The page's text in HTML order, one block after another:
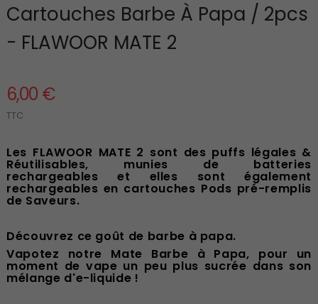
Cartouches Barbe À Papa / 2pcs
- FLAWOOR MATE 2
6,00 €
TTC
Les FLAWOOR MATE 2 sont des puffs légales &
Réutilisables, munies de batteries
rechargeables et elles sont également
rechargeables en cartouches Pods pré-remplis
de Saveurs.
Découvrez ce goût de barbe à papa.
Vapotez notre Mate Barbe à Papa, pour un
moment de vape un peu plus sucrée dans son
mélange d'e-liquide !